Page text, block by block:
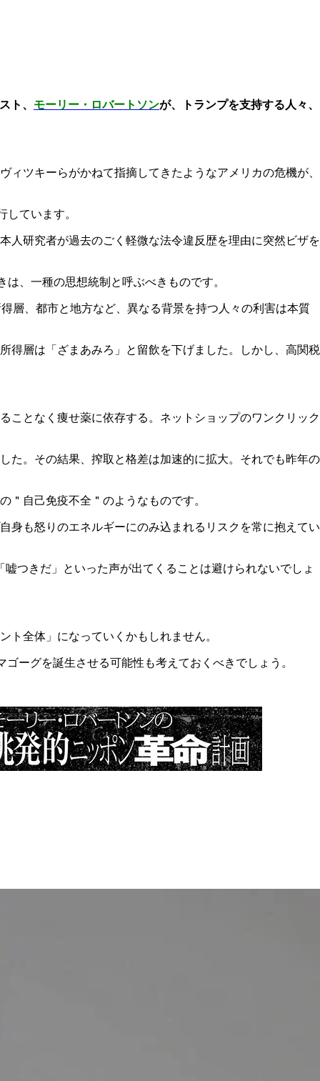
ト、 モーリー・ロバートソンが、トランプを支持する人々、
ィツキーらがかねて指摘してきたようなアメリカの危機が、
ています。
人研究者が過去のごく軽微な法令違反歴を理由に突然ビザを
、一種の思想統制と呼ぶべきものです。
層、都市と地方など、異なる背景を持つ人々の利害は本質
得層は「ざまあみろ」と留飲を下げました。しかし、高関税
ことなく痩せ薬に依存する。ネットショップのワンクリック
た。その結果、搾取と格差は加速的に拡大。それでも昨年の
＂自己免疫不全＂のようなものです。
身も怒りのエネルギーにのみ込まれるリスクを常に抱えてい
つきだ」といった声が出てくることは避けられないでしょ
ト全体」になっていくかもしれません。
ーグを誕生させる可能性も考えておくべきでしょう。